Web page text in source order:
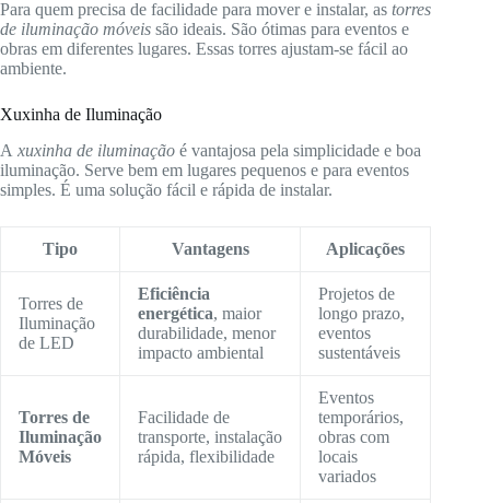
Para quem precisa de facilidade para mover e instalar, as torres
de iluminação móveis são ideais. São ótimas para eventos e
obras em diferentes lugares. Essas torres ajustam-se fácil ao
ambiente.
Xuxinha de Iluminação
A xuxinha de iluminação é vantajosa pela simplicidade e boa
iluminação. Serve bem em lugares pequenos e para eventos
simples. É uma solução fácil e rápida de instalar.
Tipo Vantagens Aplicações
Torres de
Iluminação
de LED
Eficiência
energética, maior
durabilidade, menor
impacto ambiental
Projetos de
longo prazo,
eventos
sustentáveis
Torres de
Iluminação
Móveis
Facilidade de
transporte, instalação
rápida, flexibilidade
Eventos
temporários,
obras com
locais
variados